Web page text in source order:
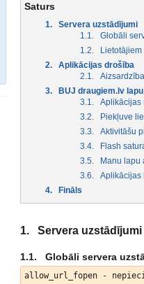
Saturs
1. Servera uzstādījumi
1.1. Globāli
1.2. Lietotājiem
2. Aplikācijas drošība
2.1. Aizsardzība
3. BUJ draugiem.lv
3.1. Aplikācijas
3.2. Piekļuve
3.3. Aktivitāšu
3.4. Flash
3.5. Manu lapu
3.6. Aplikācijas
4. Fināls
1. Servera uzstādījumi
1.1. Globāli servera